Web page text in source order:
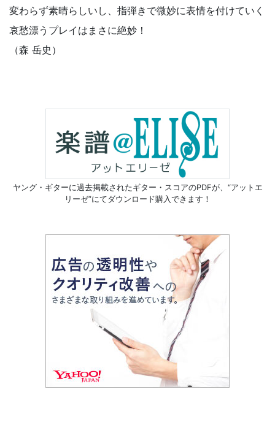
変わらず素晴らしいし、指弾きで微妙に表情を付けていく
哀愁漂うプレイはまさに絶妙！
（森 岳史）
ヤング・ギターに過去掲載されたギター・スコアのPDFが、 “アットエ
リーゼ”にてダウンロード購入できます！